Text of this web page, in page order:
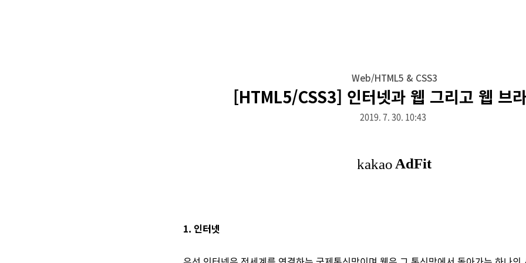
Web/HTML5 & CSS3
[HTML5/CSS3] 인터넷과 웹 그리고 웹 브
2019. 7. 30. 10:43
1. 인터넷